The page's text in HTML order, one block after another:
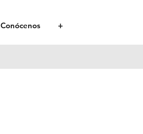
Conócenos +